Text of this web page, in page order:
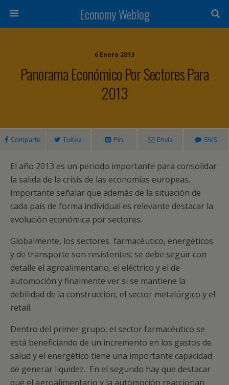
Economy Weblog
6 Enero 2013
Panorama Económico Por Sectores Para
2013
Comparte Tuitea Pin Envía SMS
El año 2013 es un periodo importante para consolidar
la salida de la crisis de las economías europeas.
Importante señalar que además de la situación de
cada país de forma individual es relevante destacar la
evolución económica por sectores.
Globalmente, los sectores farmacéutico, energéticos
y de transporte son resistentes; se debe seguir con
detalle el agroalimentario, el eléctrico y el de
automoción y finalmente ver si se mantiene la
debilidad de la construcción, el sector metalúrgico y el
retail.
Dentro del primer grupo, el sector farmacéutico se
está beneficiando de un incremento en los gastos de
salud y el energético tiene una importante capacidad
de generar liquidez. En el segundo hay que destacar
que el agroalimentario y la automoción reaccionan